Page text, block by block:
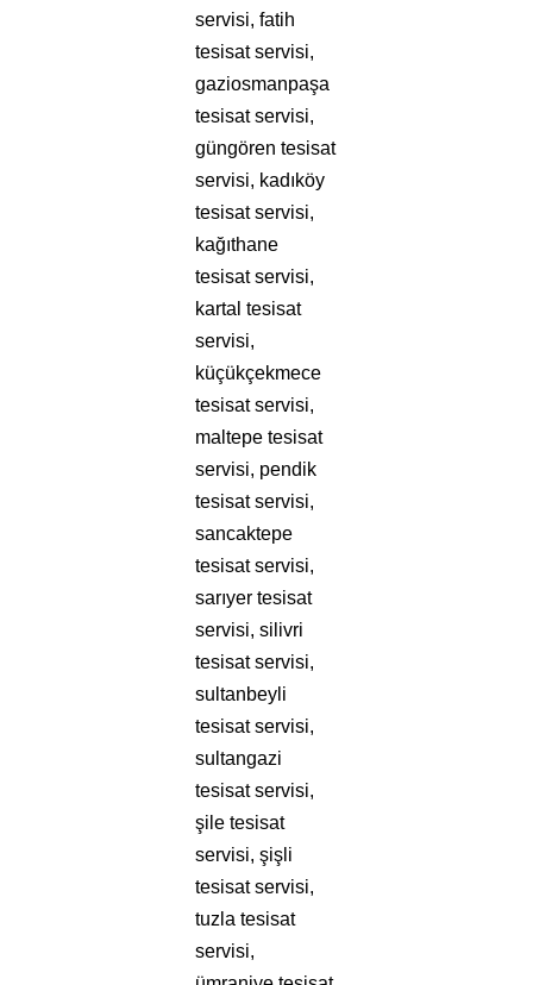
servisi, fatih
tesisat servisi,
gaziosmanpaşa
tesisat servisi,
güngören tesisat
servisi, kadıköy
tesisat servisi,
kağıthane
tesisat servisi,
kartal tesisat
servisi,
küçükçekmece
tesisat servisi,
maltepe tesisat
servisi, pendik
tesisat servisi,
sancaktepe
tesisat servisi,
sarıyer tesisat
servisi, silivri
tesisat servisi,
sultanbeyli
tesisat servisi,
sultangazi
tesisat servisi,
şile tesisat
servisi, şişli
tesisat servisi,
tuzla tesisat
servisi,